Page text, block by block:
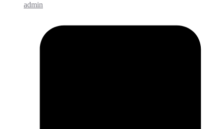
admin